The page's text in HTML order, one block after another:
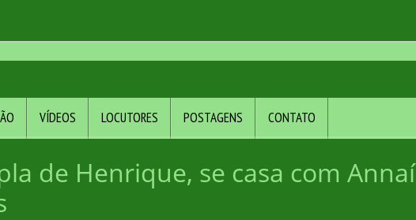
VÍDEOS LOCUTORES POSTAGENS CONTATO
de Henrique, se casa com Annaí